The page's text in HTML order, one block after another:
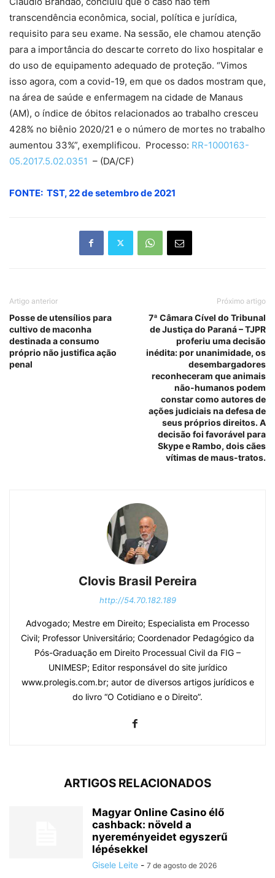
transcendência econômica, social, política e jurídica,
requisito para seu exame. Na sessão, ele chamou atenção
para a importância do descarte correto do lixo hospitalar e
do uso de equipamento adequado de proteção. “Vimos
isso agora, com a covid-19, em que os dados mostram que,
na área de saúde e enfermagem na cidade de Manaus
(AM), o índice de óbitos relacionados ao trabalho cresceu
428% no biênio 2020/21 e o número de mortes no trabalho
aumentou 33%”, exemplificou. Processo: RR-1000163-
05.2017.5.02.0351 – (DA/CF)
FONTE: TST, 22 de setembro de 2021
Artigo anterior
Posse de utensílios para
cultivo de maconha
destinada a consumo
próprio não justifica ação
penal
Próximo artigo
7ª Câmara Cível do Tribunal
de Justiça do Paraná – TJPR
proferiu uma decisão
inédita: por unanimidade, os
desembargadores
reconheceram que animais
não-humanos podem
constar como autores de
ações judiciais na defesa de
seus próprios direitos. A
decisão foi favorável para
Skype e Rambo, dois cães
vítimas de maus-tratos.
Clovis Brasil Pereira
http://54.70.182.189
Advogado; Mestre em Direito; Especialista em Processo
Civil; Professor Universitário; Coordenador Pedagógico da
Pós-Graduação em Direito Processual Civil da FIG –
UNIMESP; Editor responsável do site jurídico
www.prolegis.com.br; autor de diversos artigos jurídicos e
do livro “O Cotidiano e o Direito”.
ARTIGOS RELACIONADOS
Magyar Online Casino élő
cashback: növeld a
nyereményeidet egyszerű
lépésekkel
Gisele Leite - 7 de agosto de 2026